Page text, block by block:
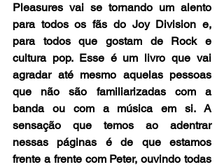
Pleasures vai se tornando um alento
para todos os fãs do Joy Division e,
para todos que gostam de Rock e
cultura pop. Esse é um livro que vai
agradar até mesmo aquelas pessoas
que não são familiarizadas com a
banda ou com a música em si. A
sensação que temos ao adentrar
nessas páginas é de que estamos
frente a frente com Peter, ouvindo todas